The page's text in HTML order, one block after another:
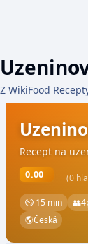
Z WikiFood
Recept na
0.00 (0
⏲ 15 min 👥4
🌎Česká